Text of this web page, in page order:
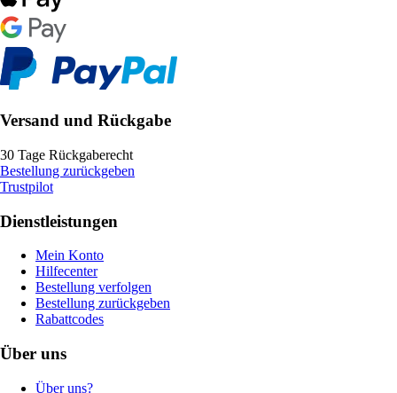
Versand und Rückgabe
30 Tage Rückgaberecht
Bestellung zurückgeben
Trustpilot
Dienstleistungen
Mein Konto
Hilfecenter
Bestellung verfolgen
Bestellung zurückgeben
Rabattcodes
Über uns
Über uns?